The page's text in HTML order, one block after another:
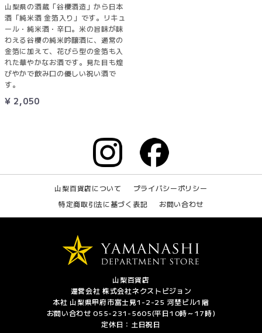
山梨県の酒蔵「谷櫻酒造」から日本
酒「純米酒 金箔入り」です。リキュ
ール・純米酒・辛口。米の旨味が味
わえる谷櫻の純米吟醸酒に、通常の
金箔に加えて、花びら型の金箔も入
れた華やかなお酒です。見た目も煌
びやかで飲み口の優しい祝い酒で
す。
¥ 2,050
山梨百貨店について
プライバシーポリシー
特定商取引法に基づく表記
お問い合わせ
山梨百貨店
運営会社 株式会社ネクストビジョン
本社 山梨県甲府市富士見1-2-25 河埜ビル1階
お問い合わせ 055-231-5605(平日10時～17時)
定休日：土日祝日